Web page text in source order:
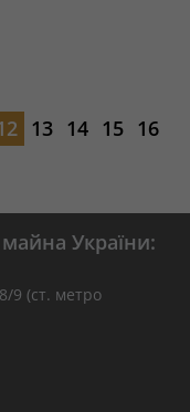
13 14 15 16
України:
9 (ст. метро